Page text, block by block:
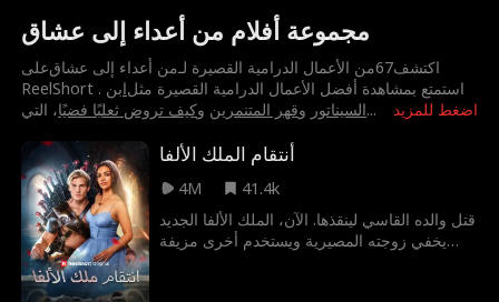
مجموعة أفلام من أعداء إلى عشاق
اضغط للمزيد
اكتشف67من الأعمال الدرامية القصيرة لـ⁨من أعداء إلى عشاق⁩على
ReelShort . استمتع بمشاهدة أفضل الأعمال الدرامية القصيرة مثل⁨ابن
السيناتور⁩ و⁨قهر المتنمرين⁩ و⁨كيف تروض ثعلبًا فضيًا⁩، التي ...
أنتقام الملك الألفا
4M
41.4k
قتل والده القاسي لينقذها. الآن، الملك الألفا الجديد
يخفي زوجته المصيرية ويستخدم أخرى مزيفة